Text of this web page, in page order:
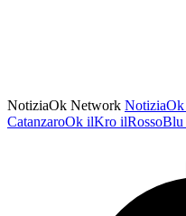
NotiziaOk Network NotiziaOk
CatanzaroOk ilKro ilRossoBlu